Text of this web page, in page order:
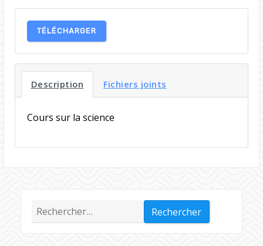
TÉLÉCHARGER
Description Fichiers joints
Cours sur la science
Rechercher :